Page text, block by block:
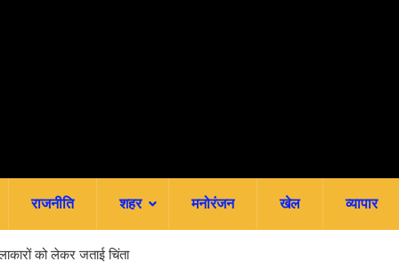
राजनीति शहर मनोरंजन खेल व्यापार
को लेकर जताई चिंता